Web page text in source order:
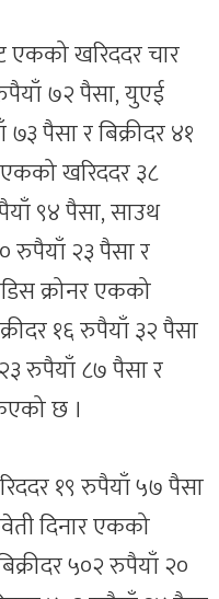
एकको खरिददर चार
७२ पैसा, युएई
पैसा र बिक्रीदर ४१
खरिददर ३८
९४ पैसा, साउथ
रुपैयाँ २३ पैसा र
क्रोनर एकको
१६ रुपैयाँ ३२ पैसा
रुपैयाँ ८७ पैसा र
छ ।
१९ रुपैयाँ ५७ पैसा
दिनार एकको
५०२ रुपैयाँ २०